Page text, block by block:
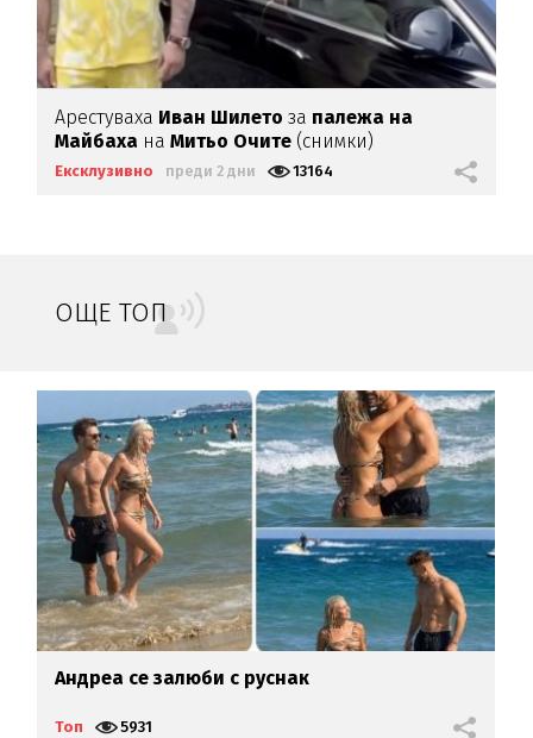
Арестуваха Иван Шилетоза палежа на
Майбаха наМитьо Очите (снимки)
Ексклузивно преди 2 дни 13164
ОЩЕ ТОП
Андреа се залюби с руснак
Топ 5931